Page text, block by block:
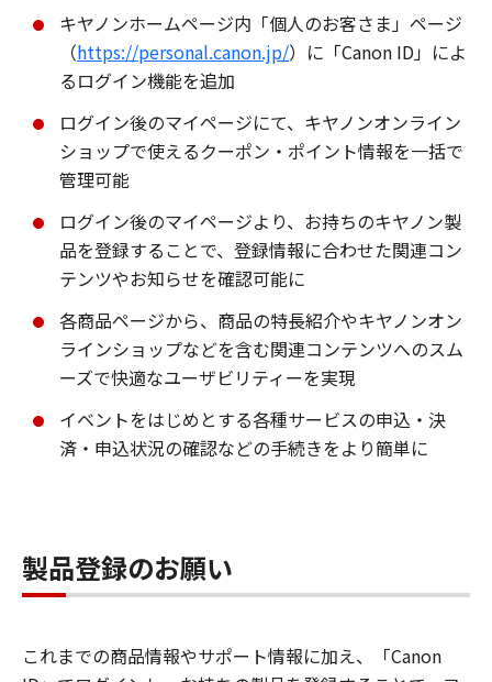
キヤノンホームページ内「個人のお客さま」ページ
（https://personal.canon.jp/）に「Canon ID」によ
るログイン機能を追加
ログイン後のマイページにて、キヤノンオンライン
ショップで使えるクーポン・ポイント情報を一括で
管理可能
ログイン後のマイページより、お持ちのキヤノン製
品を登録することで、登録情報に合わせた関連コン
テンツやお知らせを確認可能に
各商品ページから、商品の特長紹介やキヤノンオン
ラインショップなどを含む関連コンテンツへのスム
ーズで快適なユーザビリティーを実現
イベントをはじめとする各種サービスの申込・決
済・申込状況の確認などの手続きをより簡単に
製品登録のお願い
これまでの商品情報やサポート情報に加え、「Canon